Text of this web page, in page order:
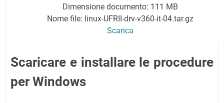
Dimensione documento: 111 MB
Nome file: linux-UFRII-drv-v360-it-04.tar.gz
Scarica
Scaricare e installare le procedure
per Windows